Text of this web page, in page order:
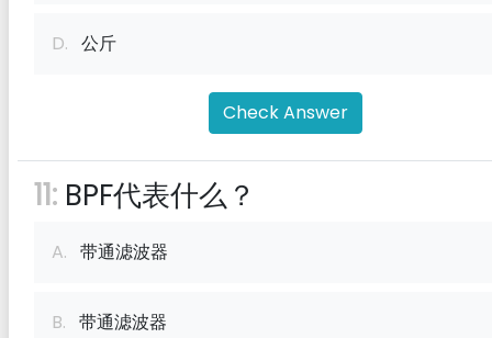
D. 公斤
Check Answer
11: BPF代表什么？
A. 带通滤波器
B. 带通滤波器